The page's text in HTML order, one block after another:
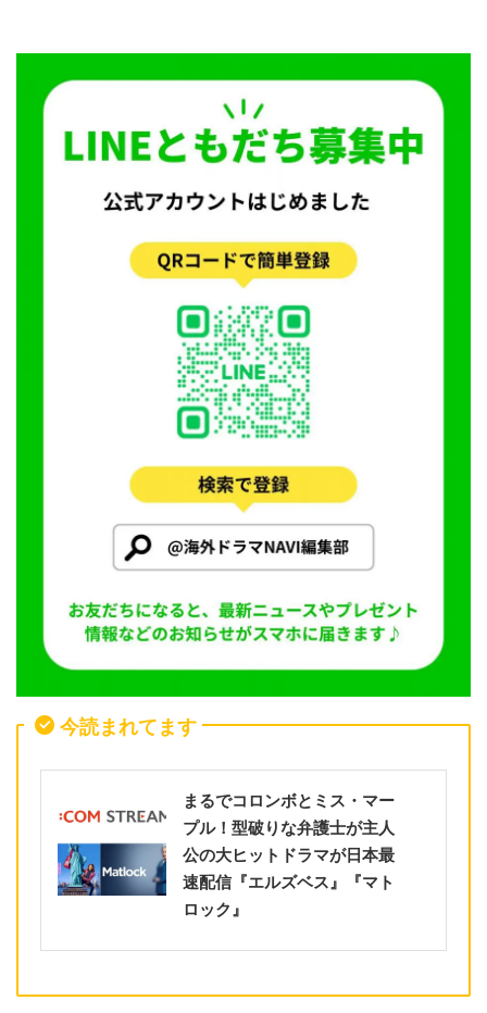
今読まれてます
まるでコロンボとミス・マー
プル！型破りな弁護士が主人
公の大ヒットドラマが日本最
速配信『エルズベス』『マト
ロック』